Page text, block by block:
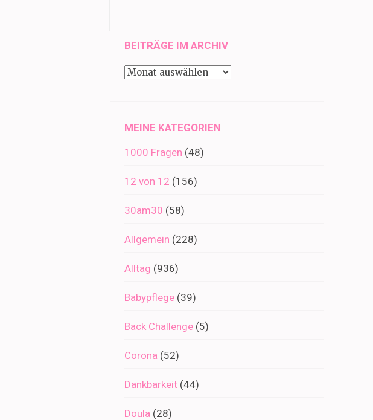
BEITRÄGE IM ARCHIV
Beiträge
MEINE KATEGORIEN
1000 Fragen (48)
12 von 12 (156)
30am30 (58)
Allgemein (228)
Alltag (936)
Babypflege (39)
Back Challenge (5)
Corona (52)
Dankbarkeit (44)
Doula (28)